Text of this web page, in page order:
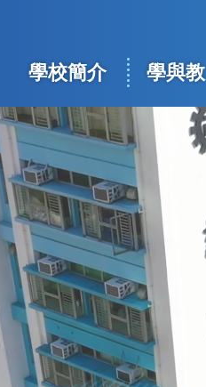
Main
navigation
學校簡介 學與教